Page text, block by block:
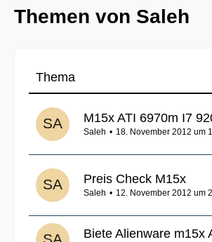
Themen von Saleh
Thema
M15x ATI 6970m I7
Saleh 18. November 2012 um
Preis Check M15x
Saleh 12. November 2012 um
Biete Alienware m15x